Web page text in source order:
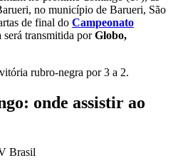
no município de Barueri, São
de final do Campeonato
será transmitida porGlobo,
rubro-negra por 3 a 2.
onde assistir ao
Brasil